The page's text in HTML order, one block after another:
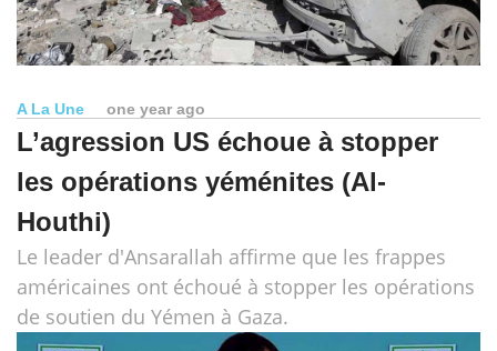
A La Une one year ago
L’agression US échoue à stopper
les opérations yéménites (Al-
Houthi)
Le leader d'Ansarallah affirme que les frappes
américaines ont échoué à stopper les opérations
de soutien du Yémen à Gaza.